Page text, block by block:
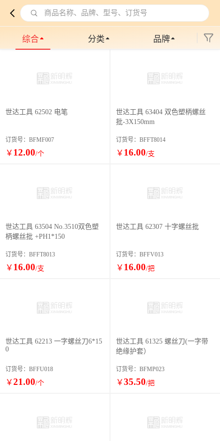
商品名称、品牌、型号、订货号
综合 分类 品牌
世达工具 62502 电笔
订货号：BFMF007
￥ 12.00/个
世达工具 63404 双色塑柄螺丝
批-3X150mm
订货号：BFFT8014
￥ 16.00/支
世达工具 63504 No.3510双色塑
柄螺丝批 +PH1*150
订货号：BFFT8013
￥ 16.00/支
世达工具 62307 十字螺丝批
订货号：BFFV013
￥ 16.00/把
世达工具 62213 一字螺丝刀6*15
0
订货号：BFFU018
￥21.00/个
世达工具 61325 螺丝刀(一字带
绝缘护套）
订货号：BFMP023
￥35.50/把